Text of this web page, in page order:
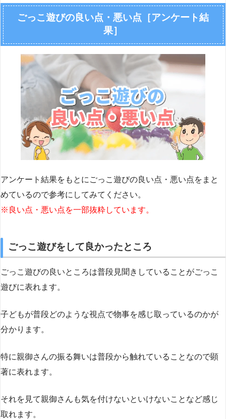
ごっこ遊びの良い点・悪い点［アンケート結
果］
アンケート結果をもとにごっこ遊びの良い点・悪い点をまと
めているので参考にしてみてください。
※良い点・悪い点を一部抜粋しています。
ごっこ遊びをして良かったところ
ごっこ遊びの良いところは普段見聞きしていることがごっこ
遊びに表れます。
子どもが普段どのような視点で物事を感じ取っているのかが
分かります。
特に親御さんの振る舞いは普段から触れていることなので顕
著に表れます。
それを見て親御さんも気を付けないといけないことなど感じ
取れます。